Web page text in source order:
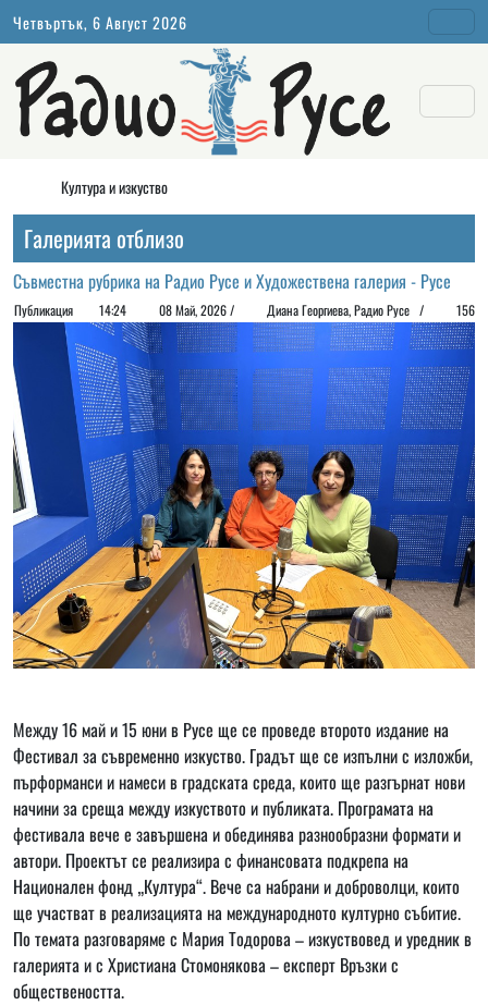
Четвъртък, 6 Август 2026
Култура и изкуство
Галерията отблизо
Съвместна рубрика на Радио Русе и Художествена галерия - Русе
Публикация 14:24 08 Май, 2026 / Диана Георгиeва, Радио Русе / 156
Между 16 май и 15 юни в Русе ще се проведе второто издание на
Фестивал за съвременно изкуство. Градът ще се изпълни с изложби,
пърформанси и намеси в градската среда, които ще разгърнат нови
начини за среща между изкуството и публиката. Програмата на
фестивала вече е завършена и обединява разнообразни формати и
автори. Проектът се реализира с финансовата подкрепа на
Национален фонд „Култура“. Вече са набрани и доброволци, които
ще участват в реализацията на международното културно събитие.
По темата разговаряме с Мария Тодорова – изкуствовед и уредник в
галерията и с Христиана Стомонякова – експерт Връзки с
обществеността.